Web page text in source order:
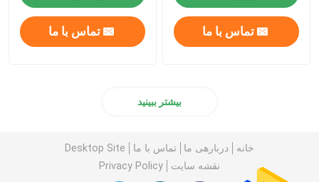
تماس با ما تماس با ما
بیشتر ببینید
خانه دربارهی ما تماس با ما
Desktop Site
نقشه سایت
Privacy Policy